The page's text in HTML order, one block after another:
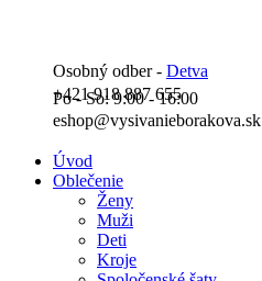
Osobný odber - Detva
Po - So: 9:00 - 16:00
+421 918 887 655
eshop@vysivanieborakova.sk
Úvod
Oblečenie
Ženy
Muži
Deti
Kroje